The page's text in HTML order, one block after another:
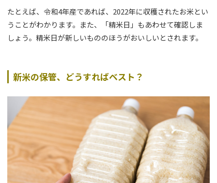
たとえば、令和4年産であれば、2022年に収穫されたお米とい
うことがわかります。また、「精米日」もあわせて確認しま
しょう。精米日が新しいもののほうがおいしいとされます。
新米の保管、どうすればベスト？